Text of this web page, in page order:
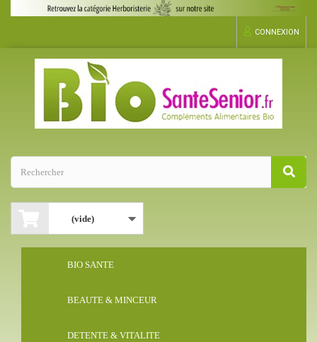
CONNEXION
(vide)
BIO SANTE
BEAUTE & MINCEUR
DETENTE & VITALITE